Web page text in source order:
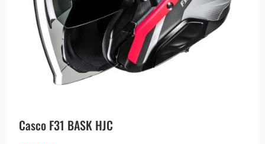
Casco F31 BASK HJC